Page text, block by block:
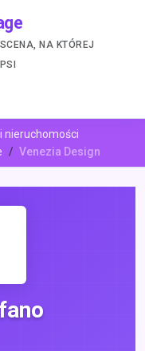
NA KTÓREJ
nieruchomości
Venezia Design